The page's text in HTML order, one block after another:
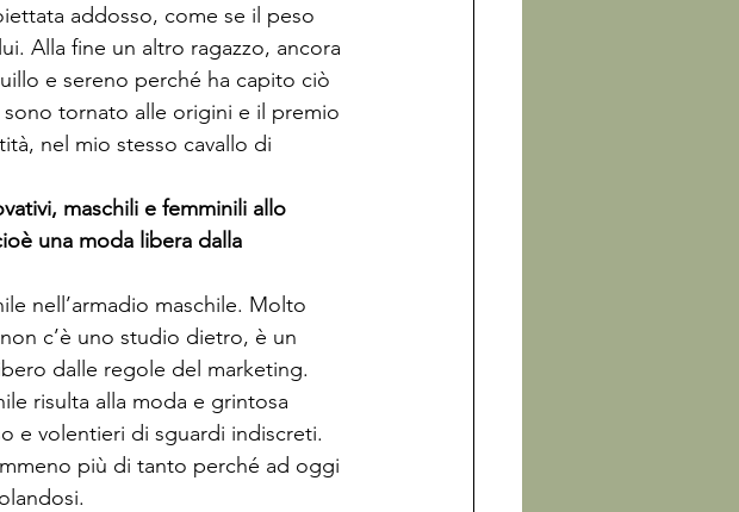
addosso, come se il peso
Alla fine un altro ragazzo, ancora
e sereno perché ha capito ciò
tornato alle origini e il premio
nel mio stesso cavallo di
maschili e femminili allo
una moda libera dalla
nell’armadio maschile. Molto
c’è uno studio dietro, è un
dalle regole del marketing.
risulta alla moda e grintosa
e volentieri di sguardi indiscreti.
più di tanto perché ad oggi